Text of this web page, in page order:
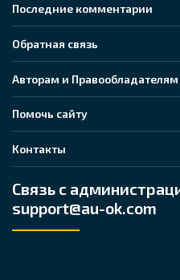
Последние комментарии
Обратная связь
Авторам и Правообладателям
Помочь сайту
Контакты
Связь с
support@au-ok.com